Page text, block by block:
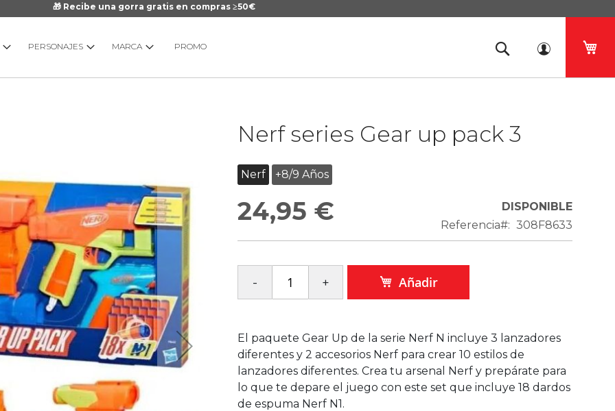
🎁 Recibe una gorra gratis en compras ≥50€
PERSONAJES MARCA PROMO
Nerf series Gear up pack 3
Nerf +8/9 Años
24,95 €
DISPONIBLE
Referencia
308F8633
Añadir
El paquete Gear Up de la serie Nerf N incluye 3 lanzadores
diferentes y 2 accesorios Nerf para crear 10 estilos de
lanzadores diferentes. Crea tu arsenal Nerf y prepárate para
lo que te depare el juego con este set que incluye 18 dardos
de espuma Nerf N1.